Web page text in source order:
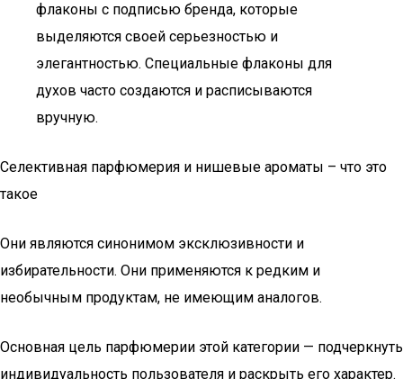
флаконы с подписью бренда, которые
выделяются своей серьезностью и
элегантностью. Специальные флаконы для
духов часто создаются и расписываются
вручную.
Селективная парфюмерия и нишевые ароматы – что это
такое
Они являются синонимом эксклюзивности и
избирательности. Они применяются к редким и
необычным продуктам, не имеющим аналогов.
Основная цель парфюмерии этой категории — подчеркнуть
индивидуальность пользователя и раскрыть его характер.